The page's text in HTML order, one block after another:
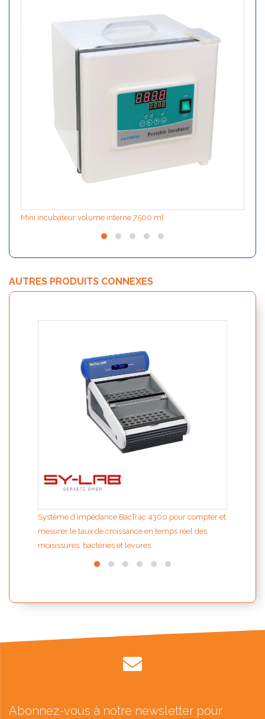
Mini incubateur volume interne 7500 ml
AUTRES PRODUITS CONNEXES
Système d’impédance BacTrac 4300 pour compter et
mesurer le taux de croissance en temps réel des
moisissures, bactéries et levures
Abonnez-vous à notre newsletter pour